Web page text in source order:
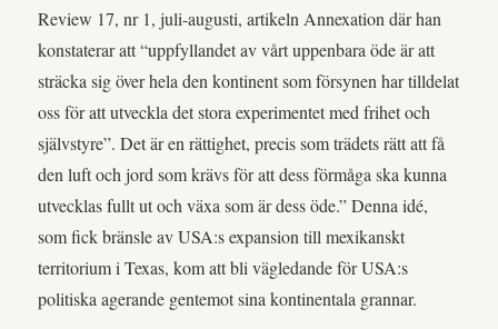
Review 17, nr 1, juli-augusti, artikeln Annexation där han
konstaterar att “uppfyllandet av vårt uppenbara öde är att
sträcka sig över hela den kontinent som försynen har tilldelat
oss för att utveckla det stora experimentet med frihet och
självstyre”. Det är en rättighet, precis som trädets rätt att få
den luft och jord som krävs för att dess förmåga ska kunna
utvecklas fullt ut och växa som är dess öde.” Denna idé,
som fick bränsle av USA:s expansion till mexikanskt
territorium i Texas, kom att bli vägledande för USA:s
politiska agerande gentemot sina kontinentala grannar.